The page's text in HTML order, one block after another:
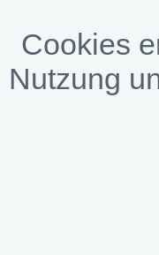
Cookies
Nutzung